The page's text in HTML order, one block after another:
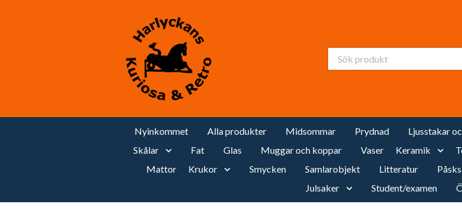
Nyinkommet Alla produkter Midsommar Prydnad Ljusstakar
Skålar
Fat Glas Muggar och koppar Vaser Keramik
Mattor
Krukor Smycken Samlarobjekt Litteratur
Julsaker
Student/examen